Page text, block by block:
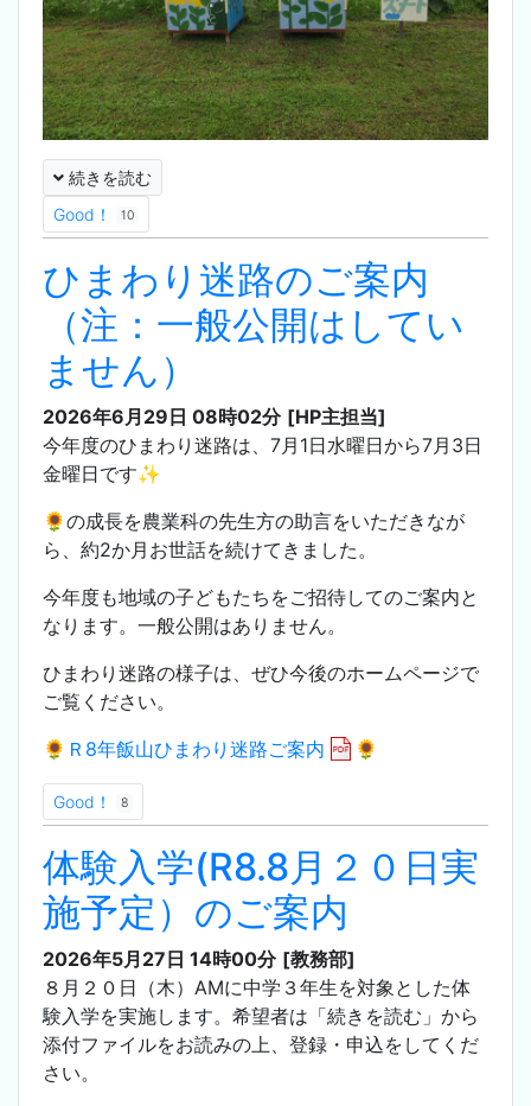
続きを読む
Good！
10
ひまわり迷路のご案内
（注：一般公開はしてい
ません）
2026年6月29日 08時02分 [HP主担当]
今年度のひまわり迷路は、7月1日水曜日から7月3日
金曜日です✨
🌻の成長を農業科の先生方の助言をいただきなが
ら、約2か月お世話を続けてきました。
今年度も地域の子どもたちをご招待してのご案内と
なります。一般公開はありません。
ひまわり迷路の様子は、ぜひ今後のホームページで
ご覧ください。
🌻Ｒ8年飯山ひまわり迷路ご案内
🌻
Good！ 8
体験入学(R8.8月２０日実
施予定）のご案内
2026年5月27日 14時00分 [教務部]
８月２０日（木）AMに中学３年生を対象とした体
験入学を実施します。希望者は「続きを読む」から
添付ファイルをお読みの上、登録・申込をしてくだ
さい。